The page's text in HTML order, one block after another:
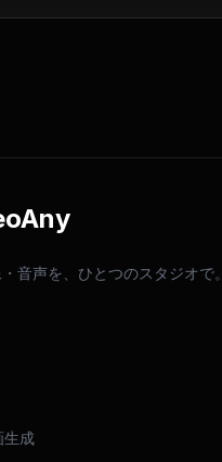
音声を、ひとつのスタジオで。
生成